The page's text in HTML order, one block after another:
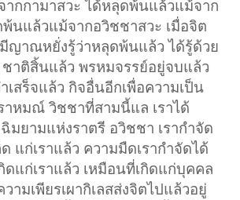
กกามาสวะ ได้หลุดพ้นแล้วแม้จาก
นแล้วแม้จากอวิชชาสวะ เมื่อจิต
ญาณหยั่งรู้ว่าหลุดพ้นแล้ว ได้รู้ด้วย
าติสิ้นแล้ว พรหมจรรย์อยู่จบแล้ว
เสร็จแล้ว กิจอื่นอีกเพื่อความเป็น
าหมณ์ วิชชาที่สามนี้แล เราได้
มยามแห่งราตรี อวิชชา เรากำจัด
แก่เราแล้ว ความมืดเรากำจัดได้
ดแก่เราแล้ว เหมือนที่เกิดแก่บุคคล
ามเพียรเผากิเลสส่งจิตไปแล้วอยู่